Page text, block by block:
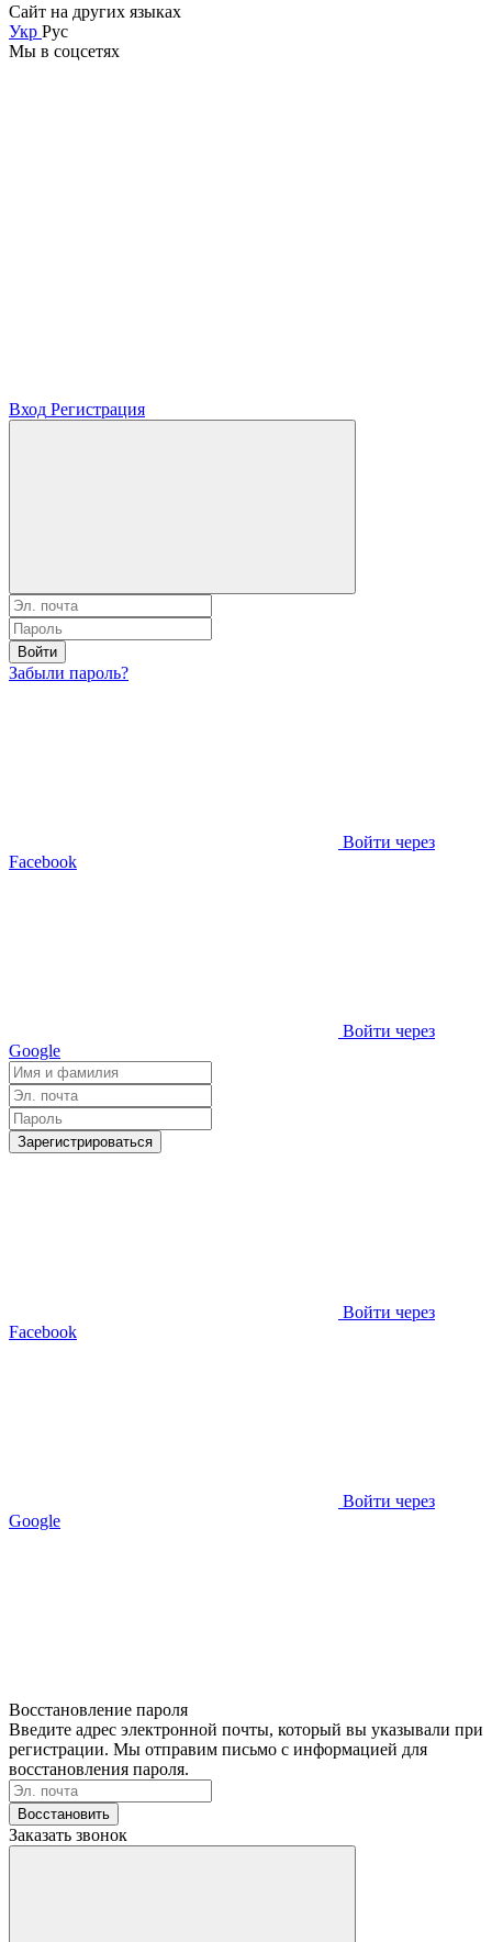
Сайт на других языках
Укр Рус
Мы в соцсетях
Вход Регистрация
Войти
Забыли пароль?
Войти через
Facebook
Войти через
Google
Зарегистрироваться
Войти через
Facebook
Войти через
Google
Восстановление пароля
Введите адрес электронной почты, который вы указывали при
регистрации. Мы отправим письмо с информацией для
восстановления пароля.
Восстановить
Заказать звонок